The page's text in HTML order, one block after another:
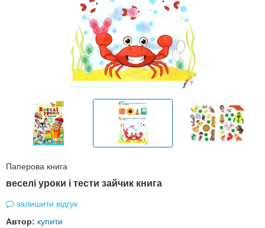
Паперова книга
веселі уроки і тести зайчик книга
залишити відгук
Автор: купити